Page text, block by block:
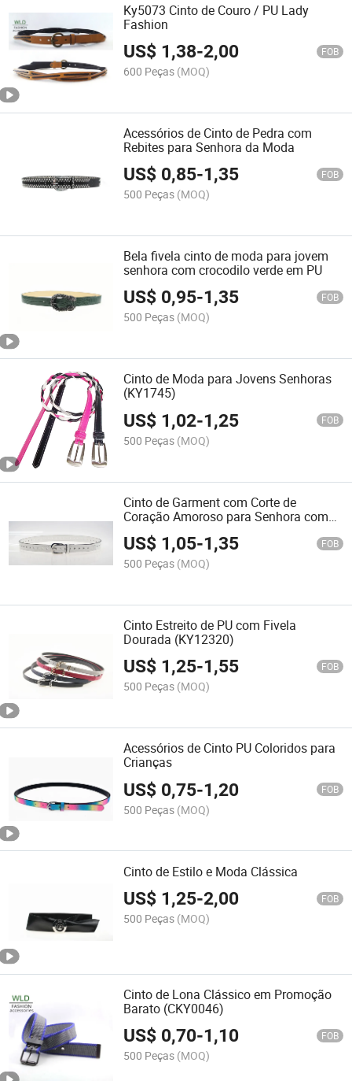
Ky5073 Cinto de Couro / PU Lady
Fashion
US$ 1,38-2,00 FOB
600 Peças (MOQ)
Acessórios de Cinto de Pedra com
Rebites para Senhora da Moda
US$ 0,85-1,35 FOB
500 Peças (MOQ)
Bela fivela cinto de moda para jovem
senhora com crocodilo verde em PU
US$ 0,95-1,35 FOB
500 Peças (MOQ)
Cinto de Moda para Jovens Senhoras
(KY1745)
US$ 1,02-1,25 FOB
500 Peças (MOQ)
Cinto de Garment com Corte de
Coração Amoroso para Senhora com
Costura
US$ 1,05-1,35 FOB
500 Peças (MOQ)
Cinto Estreito de PU com Fivela
Dourada (KY12320)
US$ 1,25-1,55 FOB
500 Peças (MOQ)
Acessórios de Cinto PU Coloridos para
Crianças
US$ 0,75-1,20 FOB
500 Peças (MOQ)
Cinto de Estilo e Moda Clássica
US$ 1,25-2,00 FOB
500 Peças (MOQ)
Cinto de Lona Clássico em Promoção
Barato (CKY0046)
US$ 0,70-1,10 FOB
500 Peças (MOQ)